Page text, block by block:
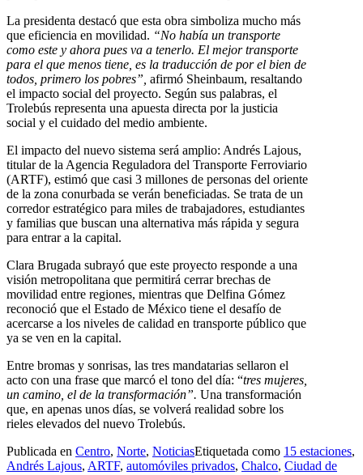
La presidenta destacó que esta obra simboliza mucho más
que eficiencia en movilidad. “No había un transporte
como este y ahora pues va a tenerlo. El mejor transporte
para el que menos tiene, es la traducción de por el bien de
todos, primero los pobres”, afirmó Sheinbaum, resaltando
el impacto social del proyecto. Según sus palabras, el
Trolebús representa una apuesta directa por la justicia
social y el cuidado del medio ambiente.
El impacto del nuevo sistema será amplio: Andrés Lajous,
titular de la Agencia Reguladora del Transporte Ferroviario
(ARTF), estimó que casi 3 millones de personas del oriente
de la zona conurbada se verán beneficiadas. Se trata de un
corredor estratégico para miles de trabajadores, estudiantes
y familias que buscan una alternativa más rápida y segura
para entrar a la capital.
Clara Brugada subrayó que este proyecto responde a una
visión metropolitana que permitirá cerrar brechas de
movilidad entre regiones, mientras que Delfina Gómez
reconoció que el Estado de México tiene el desafío de
acercarse a los niveles de calidad en transporte público que
ya se ven en la capital.
Entre bromas y sonrisas, las tres mandatarias sellaron el
acto con una frase que marcó el tono del día: “tres mujeres,
un camino, el de la transformación”. Una transformación
que, en apenas unos días, se volverá realidad sobre los
rieles elevados del nuevo Trolebús.
Publicada en Centro, Norte, NoticiasEtiquetada como 15 estaciones,
Andrés Lajous, ARTF, automóviles privados, Chalco, Ciudad de